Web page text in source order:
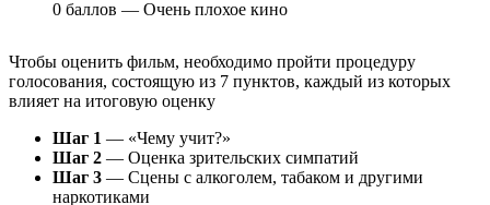
0 баллов — Очень плохое кино
Чтобы оценить фильм, необходимо пройти процедуру
голосования, состоящую из 7 пунктов, каждый из которых
влияет на итоговую оценку
Шаг 1 — «Чему учит?»
Шаг 2 — Оценка зрительских симпатий
Шаг 3 — Сцены с алкоголем, табаком и другими
наркотиками